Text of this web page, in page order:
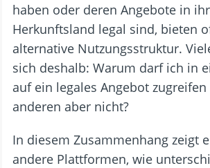
haben oder deren Angebote in
Herkunftsland legal sind, bieten
alternative Nutzungsstruktur.
sich deshalb: Warum darf ich in
auf ein legales Angebot
anderen aber nicht?
In diesem Zusammenhang zeigt
andere Plattformen, wie